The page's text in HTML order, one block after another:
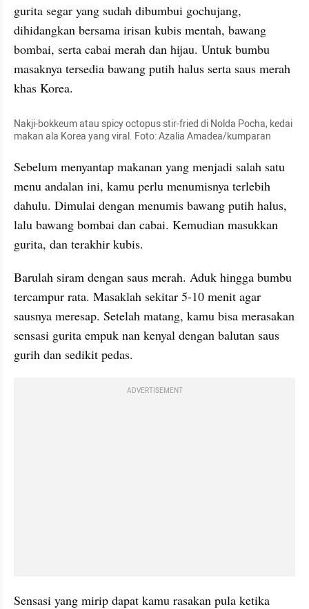
gurita segar yang sudah dibumbui gochujang,
dihidangkan bersama irisan kubis mentah, bawang
bombai, serta cabai merah dan hijau. Untuk bumbu
masaknya tersedia bawang putih halus serta saus merah
khas Korea.
Nakji-bokkeum atau spicy octopus stir-fried di Nolda Pocha, kedai
makan ala Korea yang viral. Foto: Azalia Amadea/kumparan
Sebelum menyantap makanan yang menjadi salah satu
menu andalan ini, kamu perlu menumisnya terlebih
dahulu. Dimulai dengan menumis bawang putih halus,
lalu bawang bombai dan cabai. Kemudian masukkan
gurita, dan terakhir kubis.
Barulah siram dengan saus merah. Aduk hingga bumbu
tercampur rata. Masaklah sekitar 5-10 menit agar
sausnya meresap. Setelah matang, kamu bisa merasakan
sensasi gurita empuk nan kenyal dengan balutan saus
gurih dan sedikit pedas.
ADVERTISEMENT
Sensasi yang mirip dapat kamu rasakan pula ketika